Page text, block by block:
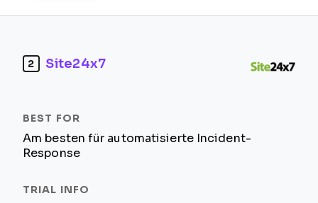
2 Site24x7
Am besten für automatisierte Incident-
Response